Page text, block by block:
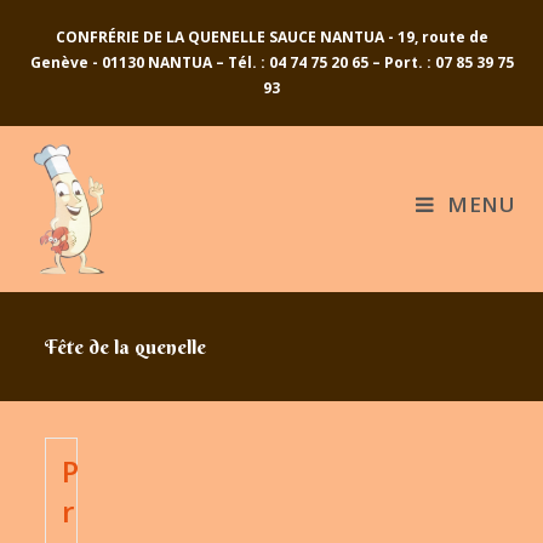
content
CONFRÉRIE DE LA QUENELLE SAUCE NANTUA - 19, route de
Genève - 01130 NANTUA – Tél. : 04 74 75 20 65 – Port. : 07 85 39 75
93
MENU
Fête de la quenelle
P
r